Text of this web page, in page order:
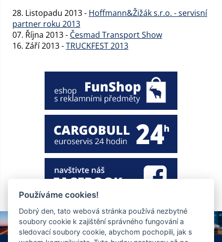
28. Listopadu 2013 - Hoffmann&Žižák s.r.o. - servisní
partner roku 2013
07. Října 2013 - Česmad Transport Show
16. Září 2013 -TRUCKFEST 2013
Používáme cookies!
Dobrý den, tato webová stránka používá nezbytné
soubory cookie k zajištění správného fungování a
sledovací soubory cookie, abychom pochopili, jak s